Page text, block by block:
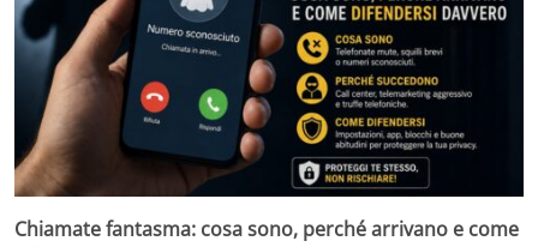
Chiamate fantasma: cosa sono, perché arrivano e come